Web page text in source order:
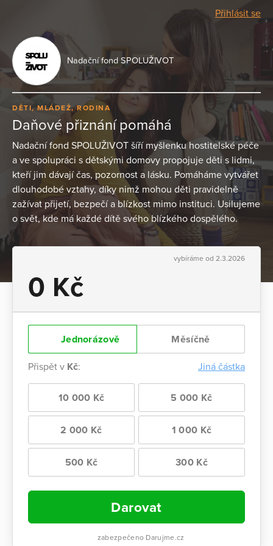
Přihlásit se
Nadační fond SPOLUŽIVOT
DĚTI, MLÁDEŽ, RODINA
Daňové přiznání pomáhá
Nadační fond SPOLUŽIVOT šíří myšlenku hostitelské péče
a ve spolupráci s dětskými domovy propojuje děti s lidmi,
kteří jim dávají čas, pozornost a lásku. Pomáháme vytvářet
dlouhodobé vztahy, díky nimž mohou děti pravidelně
zažívat přijetí, bezpečí a blízkost mimo instituci. Usilujeme
o svět, kde má každé dítě svého blízkého dospělého.
vybíráme od 2.3.2026
0 Kč
Jednorázově Měsíčně
Přispět v Kč: Jiná částka
10 000 Kč 5 000 Kč
2 000 Kč 1 000 Kč
500 Kč 300 Kč
Darovat
zabezpečeno Darujme.cz